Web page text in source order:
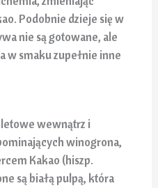
Podobnie dzieje się w
nie są gotowane, ale
w smaku zupełnie inne
wewnątrz i
winogrona,
Kakao (hiszp.
są białą pulpą, która